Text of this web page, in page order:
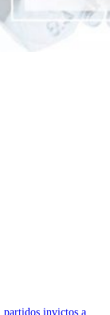
partidos invictos a